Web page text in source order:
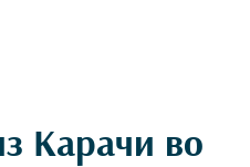
Карачи во